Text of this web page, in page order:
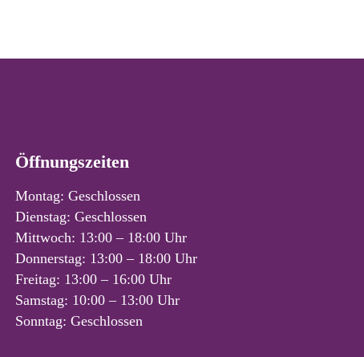
Öffnungszeiten
Montag: Geschlossen
Dienstag: Geschlossen
Mittwoch: 13:00 – 18:00 Uhr
Donnerstag: 13:00 – 18:00 Uhr
Freitag: 13:00 – 16:00 Uhr
Samstag: 10:00 – 13:00 Uhr
Sonntag: Geschlossen